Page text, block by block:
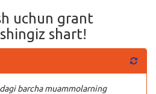
uchun grant
shart!
barcha muammolarning